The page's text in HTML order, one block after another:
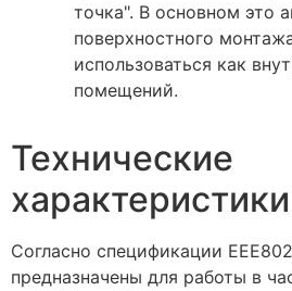
точка". В основном это
поверхностного
использоваться как
помещений.
Технические
характеристики
Согласно спецификации
предназначены для работы в